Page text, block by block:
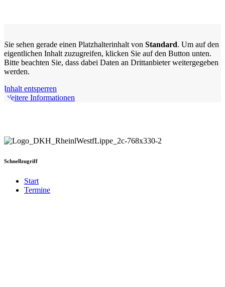
Sie sehen gerade einen Platzhalterinhalt von Standard. Um auf den
eigentlichen Inhalt zuzugreifen, klicken Sie auf den Button unten.
Bitte beachten Sie, dass dabei Daten an Drittanbieter weitergegeben
werden.
Inhalt entsperren
Weitere Informationen
Schnellzugriff
Start
Termine